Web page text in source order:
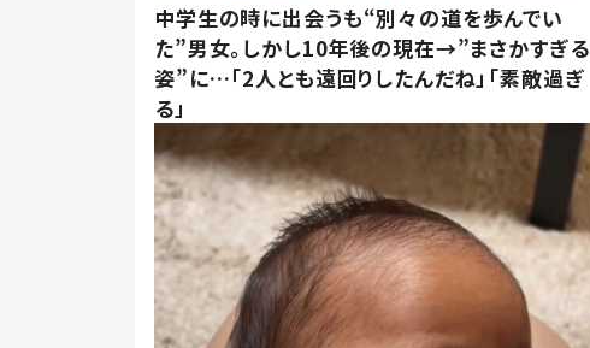
中学生の時に出会うも“別々の道を歩んでい
た”男女。しかし10年後の現在→”まさかすぎる
姿”に…「2人とも遠回りしたんだね」「素敵過ぎ
る」